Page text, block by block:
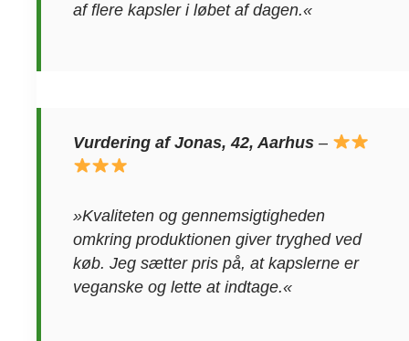
af flere kapsler i løbet af dagen.«
Vurdering af Jonas, 42, Aarhus –
»Kvaliteten og gennemsigtigheden
omkring produktionen giver tryghed ved
køb. Jeg sætter pris på, at kapslerne er
veganske og lette at indtage.«